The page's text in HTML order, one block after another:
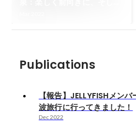
Publications
【報告】JELLYFISHメン
波旅行に行ってきました！
Dec 2022